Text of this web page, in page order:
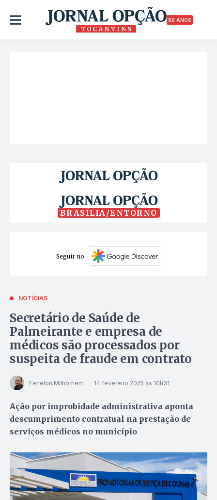
50 ANOS
BRASÍLIA/ENTORNO
Seguir no
NOTÍCIAS
Secretário de Saúde de
Palmeirante e empresa de
médicos são processados por
suspeita de fraude em contrato
Fenelon Milhomem 14 fevereiro 2025 às 10h31
Ação por improbidade administrativa aponta
descumprimento contratual na prestação de
serviços médicos no município